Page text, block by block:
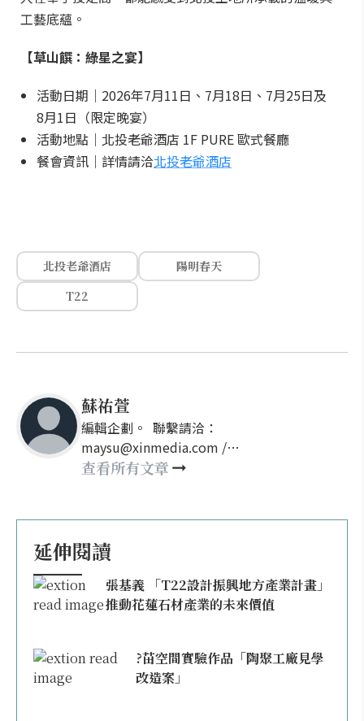
工藝底蘊。
【草山饌：綠星之宴】
活動日期｜2026年7月11日、7月18日、7月25日及
8月1日（限定晚宴）
活動地點｜北投老爺酒店 1F PURE 歐式餐廳
餐會資訊｜詳情請洽北投老爺酒店
北投老爺酒店
陽明春天
T22
蘇祐萱
編輯企劃。 聯繫請洽：
maysu@xinmedia.com /
may860527@gmail.com
查看所有文章
延伸閱讀
張基義 「T22設計振興地方產業計畫」
推動花蓮石材產業的未來價值
?苗空間實驗作品「陶聚工廠見學
改造案」